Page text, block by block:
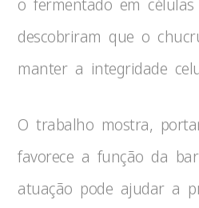
o fermentado em
descobriram que o
manter a integridade
O trabalho mostra,
favorece a função da
atuação pode ajudar a